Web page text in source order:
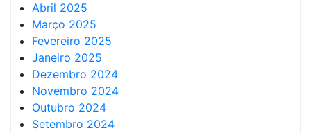
Abril 2025
Março 2025
Fevereiro 2025
Janeiro 2025
Dezembro 2024
Novembro 2024
Outubro 2024
Setembro 2024